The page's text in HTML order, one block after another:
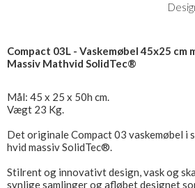
Compact 03L - Vaskemøbel 45x25 cm
Massiv Mathvid SolidTec®
Mål: 45 x 25 x 50h cm.
Vægt 23 Kg.
Det originale Compact 03 vaskemøbel i
hvid massiv SolidTec®.
Stilrent og innovativt design, vask og
synlige samlinger og afløbet designet